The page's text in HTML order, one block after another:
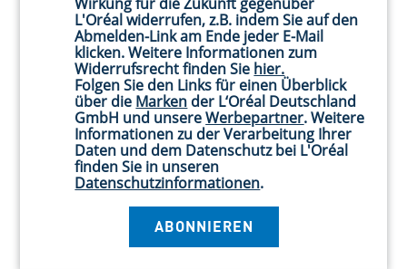
einem gängigen, maschinenlesbaren Format
zur Verfügung stellen zu lassen ("Recht auf
Datenportabilität"). Sofern Sie die direkte
Übermittlung dieser Daten an einen Dritten
verlangen, erfolgt dies nur, soweit es technisch
mit zumutbarem Aufwand möglich ist. Wenn
wir Daten auf Basis
einer Interessenabwägung verarbeiten, haben
Sie als Betroffene/r das Recht, unter
DSGVO der Verarbeitung der
L'Oréal widerrufen, z.B. indem Sie auf den
Abmelden-Link am Ende jeder E-Mail
klicken. Weitere Informationen zum
Widerrufsrecht finden Sie hier.
Folgen Sie den Links für einen Überblick
über die Marken der L‘Oréal Deutschland
GmbH und unsereWerbepartner. Weitere
Informationen zu der Verarbeitung Ihrer
Daten und dem Datenschutz bei L'Oréal
finden Sie in unseren
Datenschutzinformationen.
ABONNIEREN